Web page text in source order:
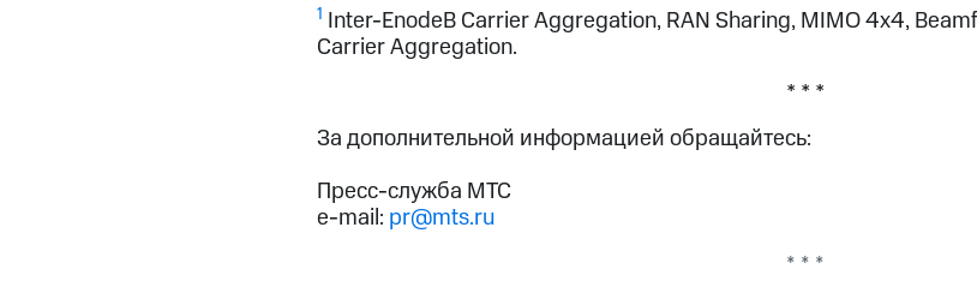
1 Inter-EnodeB Carrier Aggregation, RAN Sharing, MIMO 4x4,
Carrier Aggregation.
* * *
За дополнительной информацией обращайтесь:
Пресс-служба МТС
e-mail: pr@mts.ru
* * *